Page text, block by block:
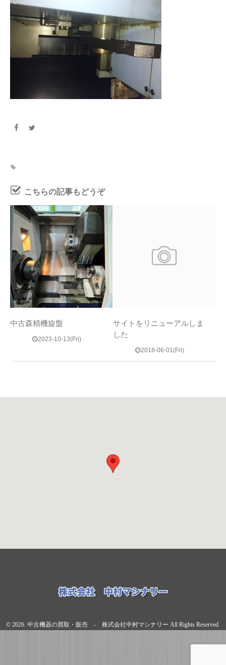
こちらの記事もどうぞ
中古森精機旋盤
2023-10-13(Fri)
サイトをリニューアルしま
した
2018-06-01(Fri)
© 2026. 中古機器の買取・販売 - 株式会社中村マシナリー All Rights Reserved.